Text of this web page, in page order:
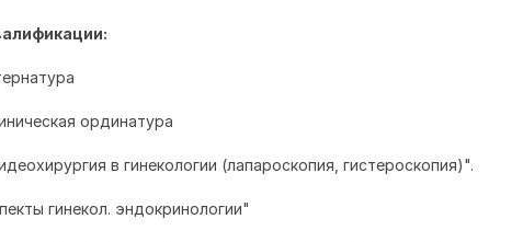
ординатура
в гинекологии (лапароскопия, гистероскопия)".
гинекол. эндокринологии"